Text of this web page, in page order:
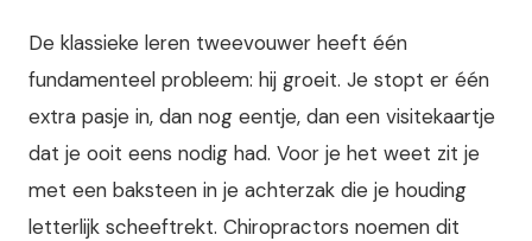
De klassieke leren tweevouwer heeft één
fundamenteel probleem: hij groeit. Je stopt er één
extra pasje in, dan nog eentje, dan een visitekaartje
dat je ooit eens nodig had. Voor je het weet zit je
met een baksteen in je achterzak die je houding
letterlijk scheeftrekt. Chiropractors noemen dit